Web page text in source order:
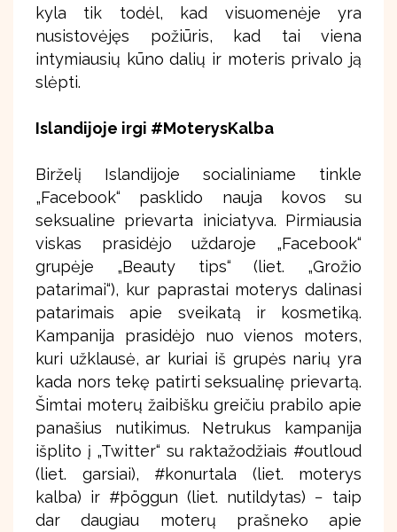
kyla tik todėl, kad visuomenėje yra
nusistovėjęs požiūris, kad tai viena
intymiausių kūno dalių ir moteris privalo ją
slėpti.
Islandijoje irgi #MoterysKalba
Birželį Islandijoje socialiniame tinkle
„Facebook“ pasklido nauja kovos su
seksualine prievarta iniciatyva. Pirmiausia
viskas prasidėjo uždaroje „Facebook“
grupėje „Beauty tips“ (liet. „Grožio
patarimai“), kur paprastai moterys dalinasi
patarimais apie sveikatą ir kosmetiką.
Kampanija prasidėjo nuo vienos moters,
kuri užklausė, ar kuriai iš grupės narių yra
kada nors tekę patirti seksualinę prievartą.
Šimtai moterų žaibišku greičiu prabilo apie
panašius nutikimus. Netrukus kampanija
išplito į „Twitter“ su raktažodžiais #outloud
(liet. garsiai), #konurtala (liet. moterys
kalba) ir #þöggun (liet. nutildytas) − taip
dar daugiau moterų prašneko apie